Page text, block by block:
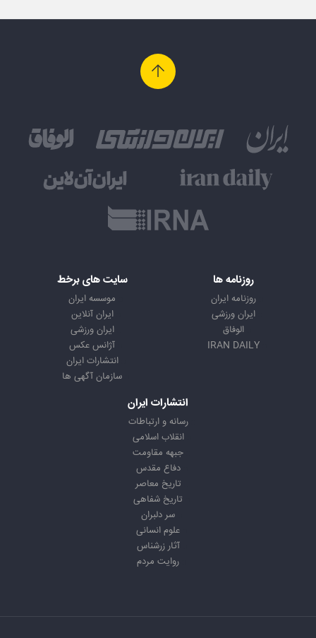
روزنامه ها
روزنامه ایران
ایران ورزشی
الوفاق
IRAN DAILY
سایت های برخط
موسسه ایران
ایران آنلاین
ایران ورزشی
آژانس عکس
انتشارات ایران
سازمان آگهی ها
انتشارات ایران
رسانه و ارتباطات
انقلاب اسلامی
جبهه مقاومت
دفاع مقدس
تاریخ معاصر
تاریخ شفاهی
سر دلبران
علوم انسانی
آثار زرشناس
روایت مردم